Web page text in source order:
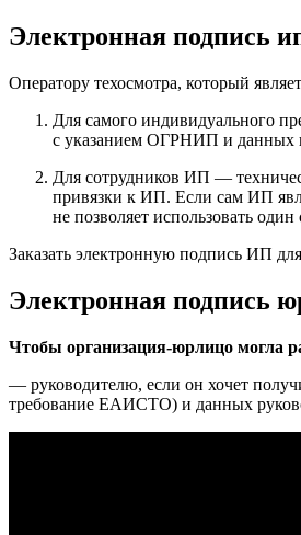
Электронная подпись
Оператору техосмотра, который
Для самого индивидуального
с указанием ОГРНИП и данных
Для сотрудников ИП —
привязки к ИП. Если сам ИП
не позволяет использовать
Заказать электронную подпись ИП
Электронная подпись
Чтобы организация-юрлицо могла
— руководителю, если он хочет
требование ЕАИСТО) и данных